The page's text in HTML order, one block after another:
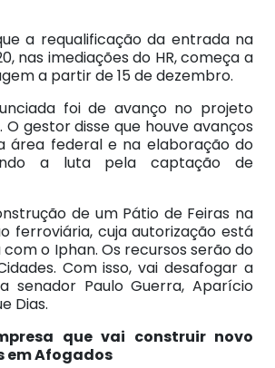
a requalificação da entrada na
nas imediações do HR, começa a
a partir de 15 de dezembro.
foi de avanço no projeto
O gestor disse que houve avanços
área federal e na elaboração do
a luta pela captação de
de um Pátio de Feiras na
ferroviária, cuja autorização está
o Iphan. Os recursos serão do
Com isso, vai desafogar a
senador Paulo Guerra, Aparício
Dias.
que vai construir novo
em Afogados